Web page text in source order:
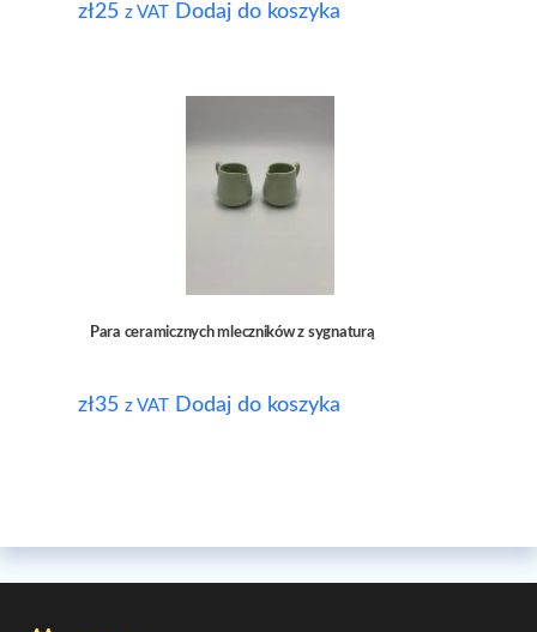
zł25 z VAT Dodaj do koszyka
Para ceramicznych mleczników z sygnaturą
zł35 z VAT Dodaj do koszyka